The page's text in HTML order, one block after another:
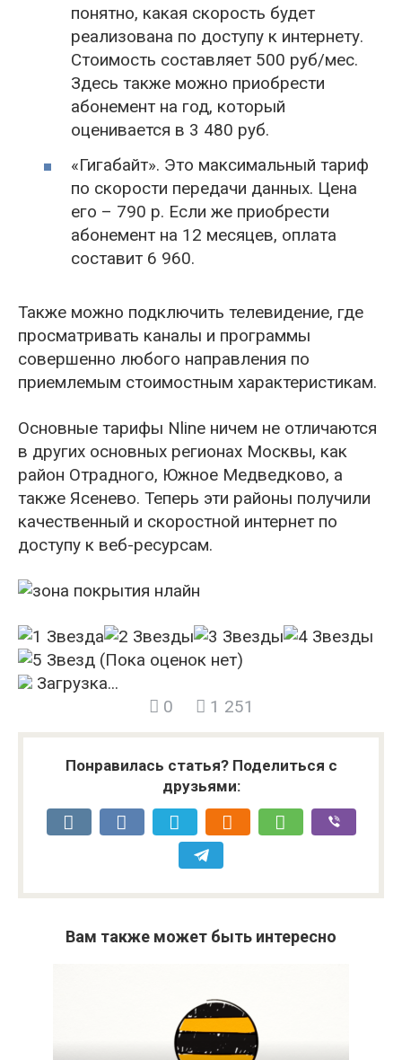
понятно, какая скорость будет
реализована по доступу к интернету.
Стоимость составляет 500 руб/мес.
Здесь также можно приобрести
абонемент на год, который
оценивается в 3 480 руб.
«Гигабайт». Это максимальный тариф
по скорости передачи данных. Цена
его – 790 р. Если же приобрести
абонемент на 12 месяцев, оплата
составит 6 960.
Также можно подключить телевидение, где
просматривать каналы и программы
совершенно любого направления по
приемлемым стоимостным характеристикам.
Основные тарифы Nline ничем не отличаются
в других основных регионах Москвы, как
район Отрадного, Южное Медведково, а
также Ясенево. Теперь эти районы получили
качественный и скоростной интернет по
доступу к веб-ресурсам.
(Пока оценок нет)
Загрузка...
0
1 251
Понравилась статья? Поделиться с
друзьями:
Вам также может быть интересно